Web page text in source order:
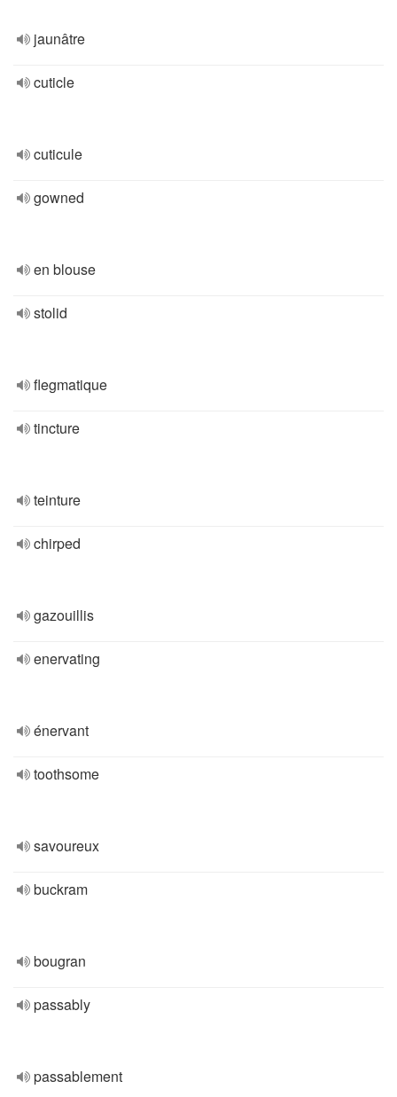
jaunâtre
cuticle
cuticule
gowned
en blouse
stolid
flegmatique
tincture
teinture
chirped
gazouillis
enervating
énervant
toothsome
savoureux
buckram
bougran
passably
passablement